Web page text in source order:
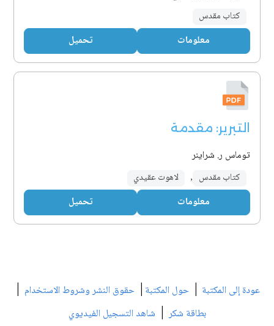
كتاب مقدس
معلومات تحميل
التبرير: مقدمة
توماس ر. شراينر
كتاب مقدس , لاهوت عقيدي
معلومات تحميل
عودة إلى المكتبة | حول المكتبة | حقوق النشر وشروط الاستخدام |
بطاقة شكر| شاهد التسجيل الفيديوي